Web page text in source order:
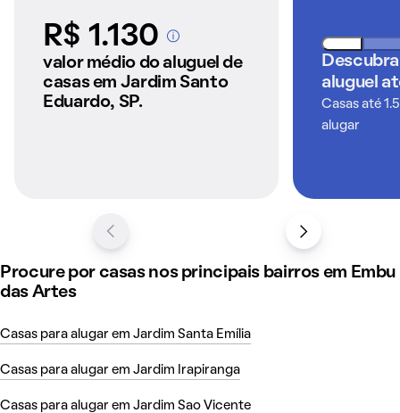
R$ 1.130A partir dos imóveis
anunciados pelo
QuintoAndar
valor médio do aluguel de
casas em Jardim Santo
Eduardo, SP.
aluguel
Casas até
alugar
Procure por casas nos principais bairros em Embu
das Artes
Casas para alugar em Jardim Santa Emília
Casas para alugar em Jardim Irapiranga
Casas para alugar em Jardim Sao Vicente